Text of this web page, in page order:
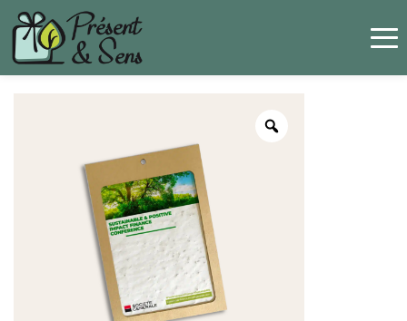
Panneau de gestion des cookies